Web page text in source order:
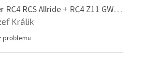
Fischer RC4 RCS Allride + RC4 Z11 GW PR
produktu je 5 z 5 hvězdiček.
Králik
problemu